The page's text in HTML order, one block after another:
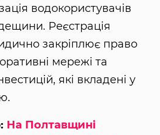
водокористувачів
Реєстрація
закріплює право
мережі та
які вкладені у
На Полтавщині